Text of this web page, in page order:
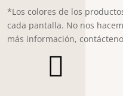
*Los colores de los
cada pantalla. No nos
más información,
